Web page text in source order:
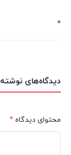
0
دیدگاه‌های نوشته
محتوای دیدگاه *